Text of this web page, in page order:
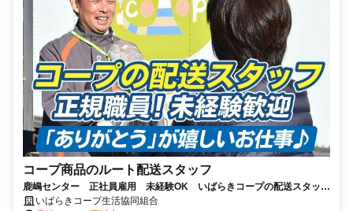
コープ商品のルート配送スタッフ
鹿嶋センター 正社員雇用 未経験OK いばらきコープの配送スタッ
フ 土日休み◎ 転居を伴う転勤なし
いばらきコープ生活協同組合